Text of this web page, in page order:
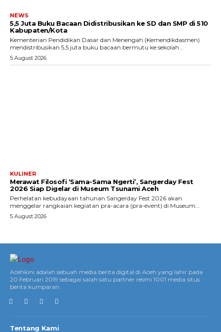
NEWS
5,5 Juta Buku Bacaan Didistribusikan ke SD dan SMP di 510
Kabupaten/Kota
Kementerian Pendidikan Dasar dan Menengah (Kemendikdasmen)
mendistribusikan 5,5 juta buku bacaan bermutu ke sekolah...
5 August 2026
KULINER
Merawat Filosofi ‘Sama-Sama Ngerti’, Sangerday Fest
2026 Siap Digelar di Museum Tsunami Aceh
Perhelatan kebudayaan tahunan Sangerday Fest 2026 akan
menggelar rangkaian kegiatan pra-acara (pra-event) di Museum...
5 August 2026
Acehkini adalah sebuah media berita digital di Aceh yang lahir pada
20 Februari 2019 sebagai salah satu partner resmi 1001 media situs
berita kumparan.
Tentang Kami